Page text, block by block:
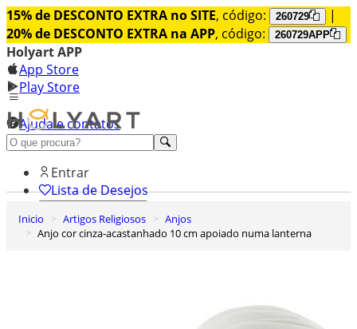
15% de DESCONTO EXTRA no SITE, código: 260729
|
20% de DESCONTO EXTRA na APP, código: 260729APP
Holyart APP
App Store
Play Store
Ajuda e contatos
Conheça premium
Entrar
Lista de Desejos
0
Carrinho de Compras
Inicio Artigos Religiosos
Anjos
Anjo cor cinza-acastanhado 10 cm apoiado numa lanterna